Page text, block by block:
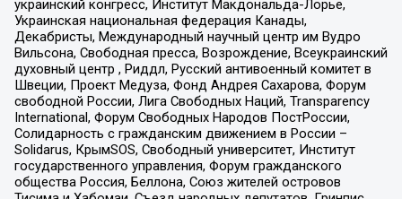
украинский конгресс, Институт Макдональда-Лорье,
Украинская национальная федерация Канады,
Декабристы, Международный научный центр им Вудро
Вильсона, Свободная пресса, Возрождение, Всеукраинский
духовный центр , Риддл, Русский антивоенный комитет в
Швеции, Проект Медуза, Фонд Андрея Сахарова, Форум
свободной России, Лига Свободных Наций, Transparеncy
International, Форум Свободных Народов ПостРоссии,
Солидарность с гражданским движением в России –
Solidarus, КрымSOS, Свободный университет, Институт
государственного управления, Форум гражданского
общества Россия, Беллона, Союз жителей островов